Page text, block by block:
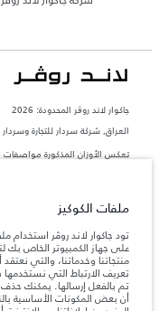
جاكوار لاند روڨر المحدودة: 2026
العراق, شركة سردار للتجارة وسردار
تعكس الأوزان المذكورة
المعلومات والمواصفات
آخر، كما أنّها قد تتغير بدون
والتحقق من الأسعار.
ملاحظة مهمة حول الصور
في مواصفات تصميم السيارات
للغاية، ونتيجة لذلك، قد لا تمثّل
ملفات الكوكيز
تود جاكوار لاند روڤر استخدام
على جهاز الكمبيوتر الخاص بك
منتجاتنا وخدماتنا، والتي
تعريف الارتباط التي
تم بالفعل إرسالها. يمكنك
أن بعض المكونات الأساسية